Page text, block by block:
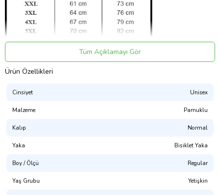
Presmono
Kalıp: Rahat Kesim (Unisex. Hem Erkek Hem Kadın Giyime
Tüm Açıklamayı Gör
Ürün Özellikleri
Cinsiyet Unisex
Malzeme Pamuklu
Kalıp Normal
Yaka Bisiklet Yaka
Boy / Ölçü Regular
Yaş Grubu Yetişkin